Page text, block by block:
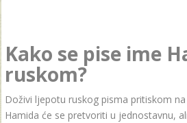
Kako se pise ime
ruskom?
Doživi ljepotu ruskog pisma pritiskom
Hamida će se pretvoriti u jednostavnu,